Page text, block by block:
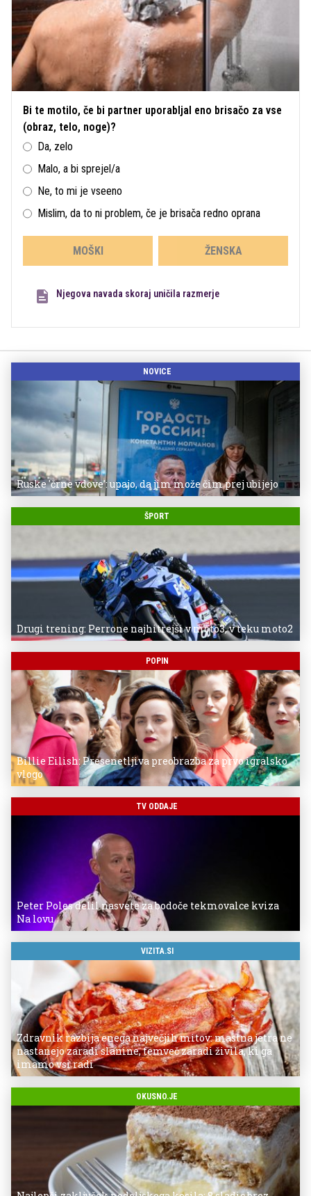
Bi te motilo, če bi partner uporabljal eno brisačo za vse
(obraz, telo, noge)?
Da, zelo
Malo, a bi sprejel/a
Ne, to mi je vseeno
Mislim, da to ni problem, če je brisača redno oprana
MOŠKI ŽENSKA
Njegova navada skoraj uničila razmerje
NOVICE
Ruske 'črne vdove': upajo, da jim može čim prej ubijejo
ŠPORT
Drugi trening: Perrone najhitrejši v moto3, v teku moto2
POPIN
Billie Eilish: Presenetljiva preobrazba za prvo igralsko
vlogo
TV ODDAJE
Peter Poles delil nasvete za bodoče tekmovalce kviza
Na lovu
VIZITA.SI
Zdravnik razbija enega največjih mitov: mastna jetra ne
nastanejo zaradi slanine, temveč zaradi živila, ki ga
imamo vsi radi
OKUSNO.JE